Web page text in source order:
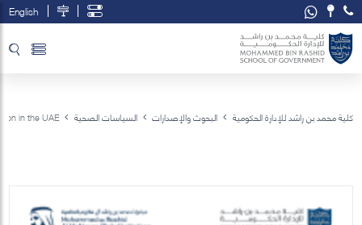
English
كلية محمد بن راشد للإدارة الحكومية البحوث والإصدارات السياسات الصحية